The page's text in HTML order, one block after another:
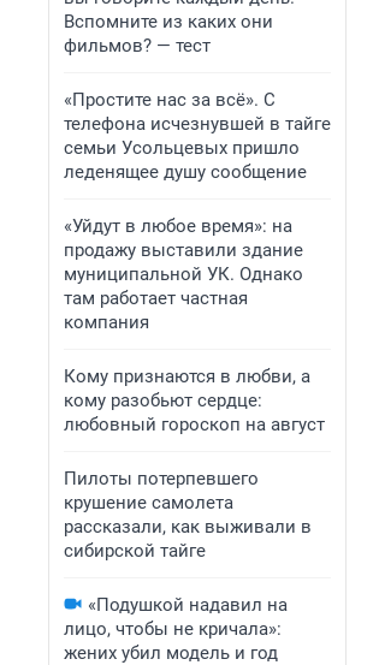
Вспомните из каких они
фильмов? — тест
«Простите нас за всё». С
телефона исчезнувшей в тайге
семьи Усольцевых пришло
леденящее душу сообщение
«Уйдут в любое время»: на
продажу выставили здание
муниципальной УК. Однако
там работает частная
компания
Кому признаются в любви, а
кому разобьют сердце:
любовный гороскоп на август
Пилоты потерпевшего
крушение самолета
рассказали, как выживали в
сибирской тайге
«Подушкой надавил на
лицо, чтобы не кричала»:
жених убил модель и год